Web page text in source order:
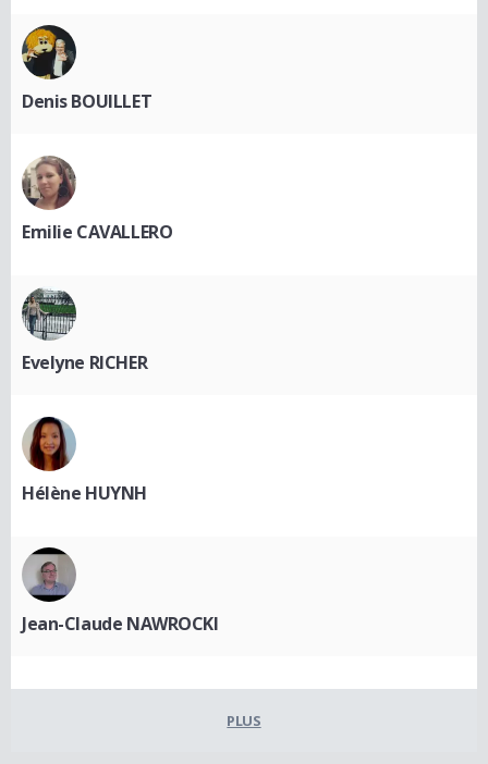
Denis BOUILLET
Emilie CAVALLERO
Evelyne RICHER
Hélène HUYNH
Jean-Claude NAWROCKI
PLUS